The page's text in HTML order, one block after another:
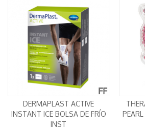
DERMAPLAST ACTIVE
INSTANT ICE BOLSA DE FRÍO
INST